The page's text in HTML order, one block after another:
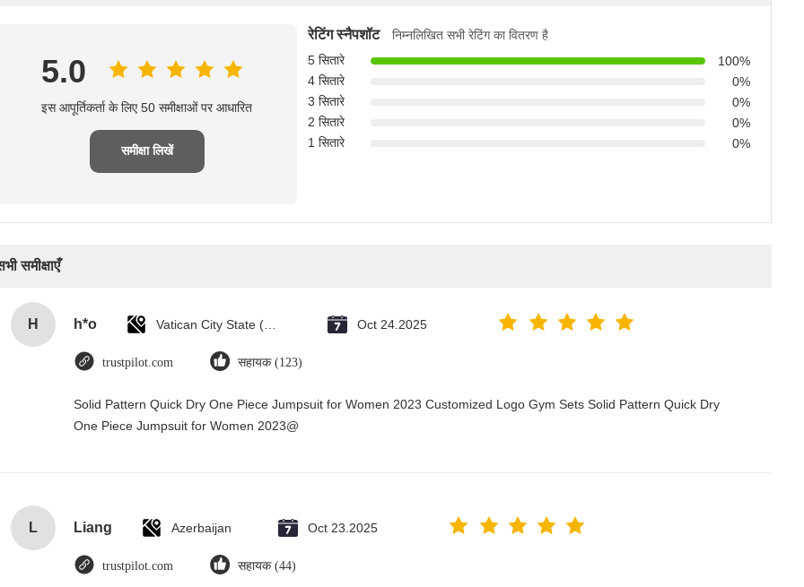
5.0
इस आपूर्तिकर्ता के लिए 50 समीक्षाओं पर आधारित
समीक्षा लिखें
रेटिंग स्नैपशॉट
निम्नलिखित सभी रेटिंग का वितरण है
5 सितारे
100%
4 सितारे
0%
3 सितारे
0%
2 सितारे
0%
1 सितारे
0%
समीक्षाएँ
H h*o Oct 24.2025
trustpilot.com सहायक (123)
Solid Pattern Quick Dry One Piece Jumpsuit for Women 2023 Customized Logo Gym Sets Solid Pattern Quick Dry
One Piece Jumpsuit for Women 2023@
L Liang Azerbaijan Oct 23.2025
trustpilot.com सहायक (44)